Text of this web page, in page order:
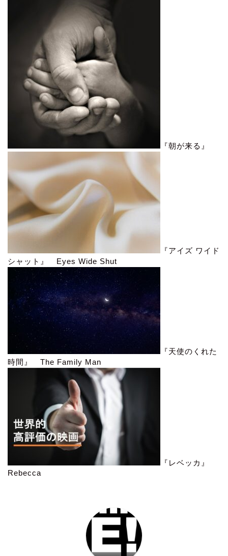
『朝が来る』
『アイズ ワイド
シャット』 Eyes Wide Shut
『天使のくれた
時間』 The Family Man
『レベッカ』
Rebecca